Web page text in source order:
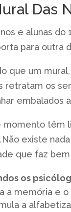
Das
e alunas
para outra
que um
retratam os
embalados
momento têm
existe
que faz
os
a memória e o
a